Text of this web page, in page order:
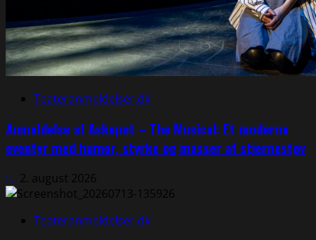
Teateranmeldelser.dk
Anmeldelse af Askepot – The Musical: Et moderne
eventyr med humor, styrke og masser af stjernestøv
:... 2. august 2026
Teateranmeldelser.dk